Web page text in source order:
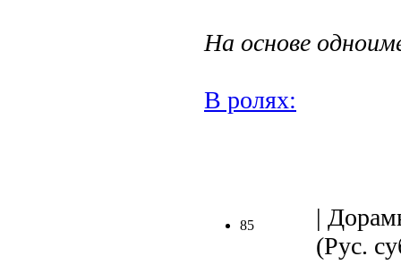
На основе
В ролях:
85
|
(Рус.